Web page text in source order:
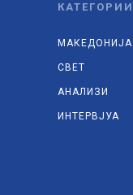
КАТЕГОРИИ
МАКЕДОНИЈА
СВЕТ
АНАЛИЗИ
ИНТЕРВЈУА